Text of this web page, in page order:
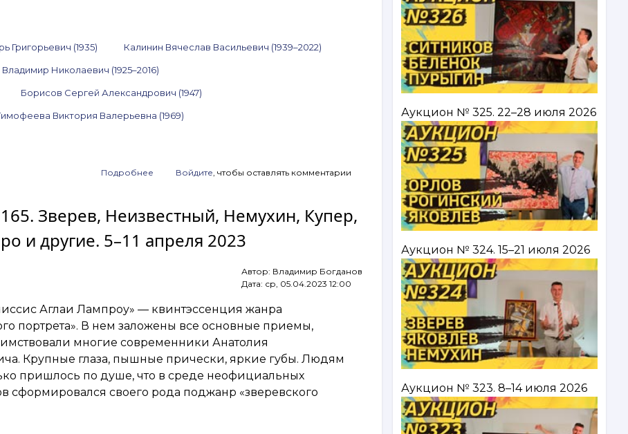
Григорьевич (1935) Калинин Вячеслав Васильевич (1939–2022)
Николаевич (1925–2016)
Борисов Сергей Александрович (1947)
Виктория Валерьевна (1969)
Подробнее
№ 223.
Снегур,
Монро
и Борисов,
и Тимофеева,
Савко
и другие.
18 июня
Войдите, чтобы оставлять комментарии
Зверев, Неизвестный, Немухин, Купер,
и другие. 5–11 апреля 2023
Автор: Владимир Богданов
Дата: ср, 05.04.2023 12:00
Аглаи Лампроу» — квинтэссенция жанра
портрета». В нем заложены все основные приемы,
многие современники Анатолия
Крупные глаза, пышные прически, яркие губы. Людям
пришлось по душе, что в среде неофициальных
сформировался своего рода поджанр «зверевского
Аукцион № 325. 22–28 июля 2026
Аукцион № 324. 15–21 июля 2026
Аукцион № 323. 8–14 июля 2026